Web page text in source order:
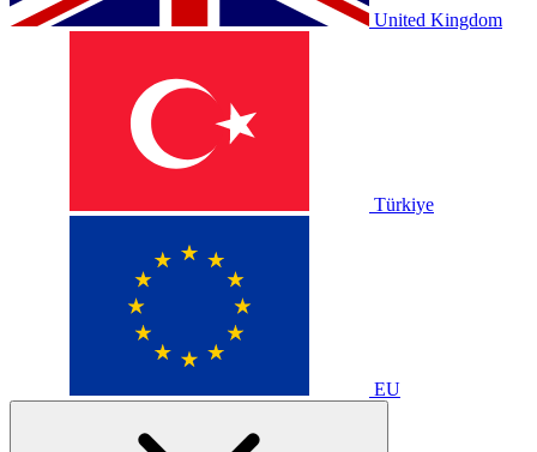
United Kingdom
Türkiye
EU